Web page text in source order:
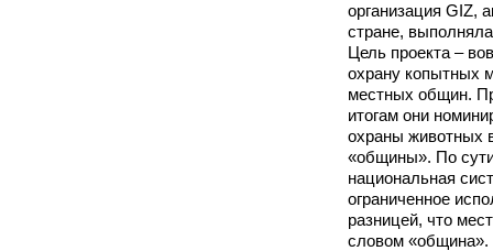
организация GIZ,
стране,
Цель проекта –
охрану копытных
местных общин.
итогам они
охраны животных
«общины». По
национальная
ограниченное
разницей, что
словом «община».